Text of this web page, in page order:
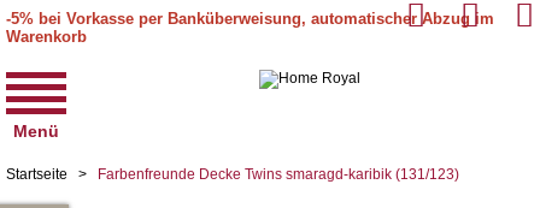
-5% bei Vorkasse per Banküberweisung, automatischer Abzug im
Warenkorb
Menü
Startseite > Farbenfreunde Decke Twins smaragd-karibik (131/123)